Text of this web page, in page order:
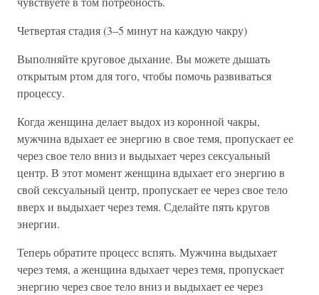
Четвертая стадия (3–5 минут на каждую чакру)
Выполняйте круговое дыхание. Вы можете дышать
открытым ртом для того, чтобы помочь развиваться
процессу.
Когда женщина делает выдох из коронной чакры,
мужчина вдыхает ее энергию в свое темя, пропускает ее
через свое тело вниз и выдыхает через сексуальный
центр. В этот момент женщина вдыхает его энергию в
свой сексуальный центр, пропускает ее через свое тело
вверх и выдыхает через темя. Сделайте пять кругов
энергии.
Теперь обратите процесс вспять. Мужчина выдыхает
через темя, а женщина вдыхает через темя, пропускает
энергию через свое тело вниз и выдыхает ее через